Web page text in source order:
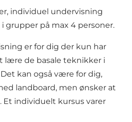
individuel undervisning
grupper på max 4 personer.
er for dig der kun har
lære de basale teknikker i
kan også være for dig,
landboard, men ønsker at
individuelt kursus varer